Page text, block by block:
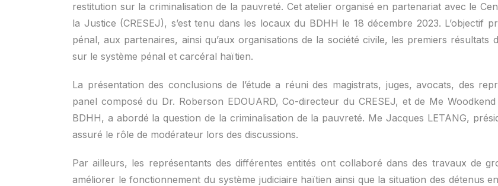
restitution sur la criminalisation de la pauvreté. Cet atelier organisé en partenariat avec le
la Justice (CRESEJ), s’est tenu dans les locaux du BDHH le 18 décembre 2023. L’objectif
pénal, aux partenaires, ainsi qu’aux organisations de la société civile, les premiers résultats
sur le système pénal et carcéral haïtien.
La présentation des conclusions de l’étude a réuni des magistrats, juges, avocats, des
panel composé du Dr. Roberson EDOUARD, Co-directeur du CRESEJ, et de Me
BDHH, a abordé la question de la criminalisation de la pauvreté. Me Jacques LETANG,
assuré le rôle de modérateur lors des discussions.
Par ailleurs, les représentants des différentes entités ont collaboré dans des travaux de
améliorer le fonctionnement du système judiciaire haïtien ainsi que la situation des détenus